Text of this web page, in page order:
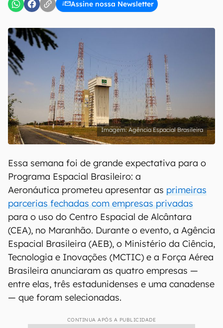
Assine nossa Newsletter
Confirmo que li, aceito e concordo com os Termos de
Uso e Política de Privacidade do Canaltech.
Agência Espacial Brasileira
Essa semana foi de grande expectativa para o
Programa Espacial Brasileiro: a
Aeronáutica prometeu apresentar as primeiras
parcerias fechadas com empresas privadas
para o uso do Centro Espacial de Alcântara
(CEA), no Maranhão. Durante o evento, a Agência
Espacial Brasileira (AEB), o Ministério da Ciência,
Tecnologia e Inovações (MCTIC) e a Força Aérea
Brasileira anunciaram as quatro empresas —
entre elas, três estadunidenses e uma canadense
— que foram selecionadas.
CONTINUA APÓS A PUBLICIDADE